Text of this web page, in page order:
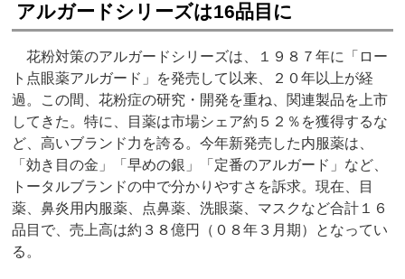
アルガードシリーズは16品目に
花粉対策のアルガードシリーズは、１９８７年に「ロー
ト点眼薬アルガード」を発売して以来、２０年以上が経
過。この間、花粉症の研究・開発を重ね、関連製品を上市
してきた。特に、目薬は市場シェア約５２％を獲得するな
ど、高いブランド力を誇る。今年新発売した内服薬は、
「効き目の金」「早めの銀」「定番のアルガード」など、
トータルブランドの中で分かりやすさを訴求。現在、目
薬、鼻炎用内服薬、点鼻薬、洗眼薬、マスクなど合計１６
品目で、売上高は約３８億円（０８年３月期）となってい
る。